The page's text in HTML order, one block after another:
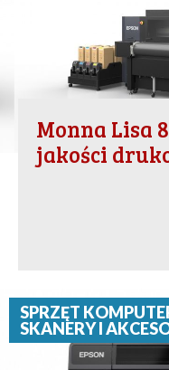
Monna Lisa
jakości
SPRZĘT
SKANERY I